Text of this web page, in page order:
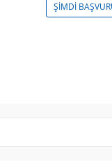
ŞIMDI